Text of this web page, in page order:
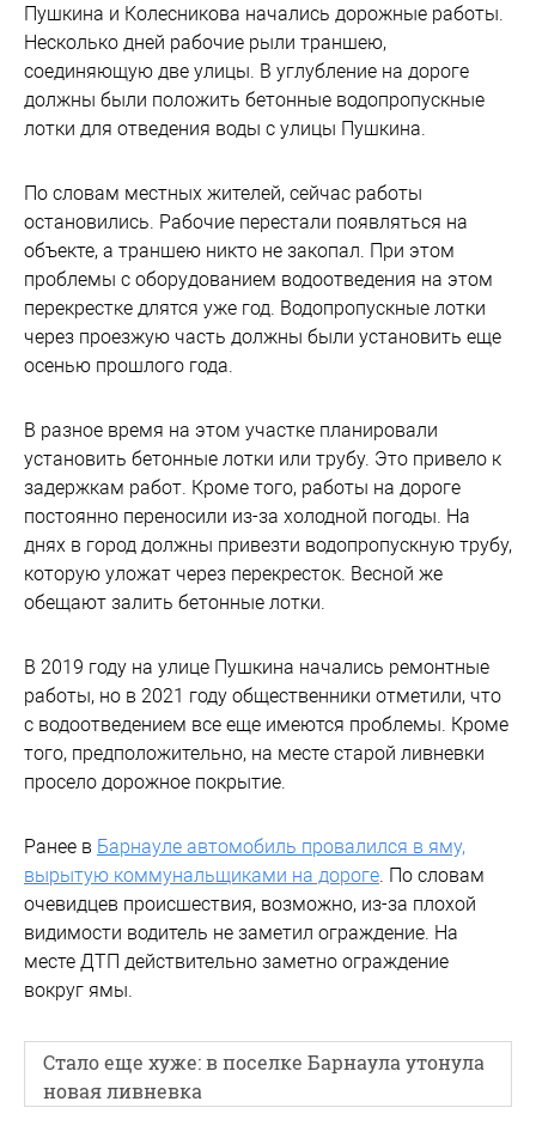
Пушкина и Колесникова начались дорожные работы.
Несколько дней рабочие рыли траншею,
соединяющую две улицы. В углубление на дороге
должны были положить бетонные водопропускные
лотки для отведения воды с улицы Пушкина.
По словам местных жителей, сейчас работы
остановились. Рабочие перестали появляться на
объекте, а траншею никто не закопал. При этом
проблемы с оборудованием водоотведения на этом
перекрестке длятся уже год. Водопропускные лотки
через проезжую часть должны были установить еще
осенью прошлого года.
В разное время на этом участке планировали
установить бетонные лотки или трубу. Это привело к
задержкам работ. Кроме того, работы на дороге
постоянно переносили из-за холодной погоды. На
днях в город должны привезти водопропускную трубу,
которую уложат через перекресток. Весной же
обещают залить бетонные лотки.
В 2019 году на улице Пушкина начались ремонтные
работы, но в 2021 году общественники отметили, что
с водоотведением все еще имеются проблемы. Кроме
того, предположительно, на месте старой ливневки
просело дорожное покрытие.
Ранее в Барнауле автомобиль провалился в яму,
вырытую коммунальщиками на дороге . По словам
очевидцев происшествия, возможно, из-за плохой
видимости водитель не заметил ограждение. На
месте ДТП действительно заметно ограждение
вокруг ямы.
Стало еще хуже: в поселке Барнаула утонула
новая ливневка